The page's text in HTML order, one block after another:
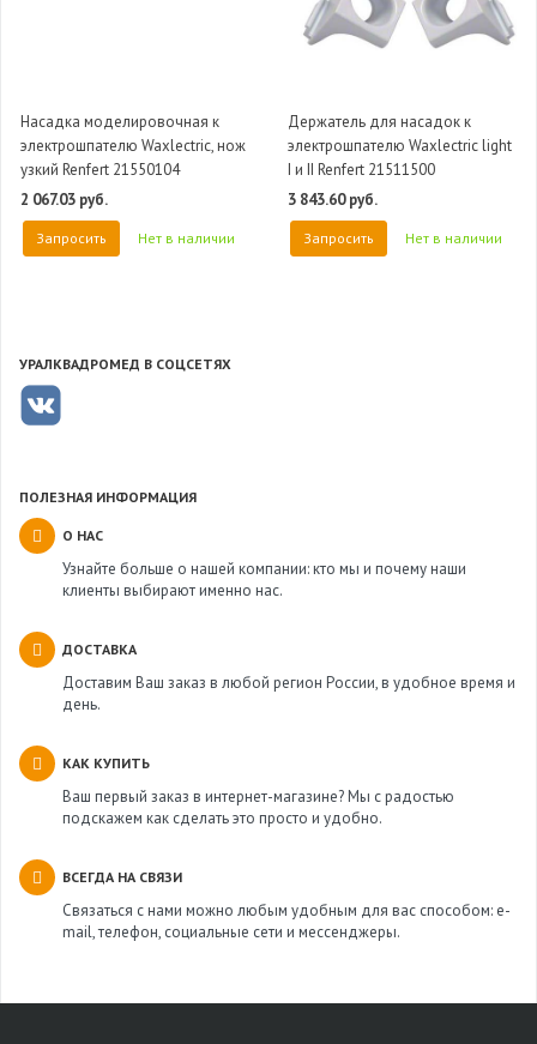
Насадка моделировочная к
электрошпателю Waxlectric, нож
узкий Renfert 21550104
2 067.03 руб.
Запросить Нет в наличии
Держатель для насадок к
электрошпателю Waxlectric light
I и II Renfert 21511500
3 843.60 руб.
Запросить Нет в наличии
УРАЛКВАДРОМЕД В СОЦСЕТЯХ
ПОЛЕЗНАЯ ИНФОРМАЦИЯ
О НАС
Узнайте больше о нашей компании: кто мы и почему наши
клиенты выбирают именно нас.
ДОСТАВКА
Доставим Ваш заказ в любой регион России, в удобное время и
день.
КАК КУПИТЬ
Ваш первый заказ в интернет-магазине? Мы с радостью
подскажем как сделать это просто и удобно.
ВСЕГДА НА СВЯЗИ
Связаться с нами можно любым удобным для вас способом: e-
mail, телефон, социальные сети и мессенджеры.